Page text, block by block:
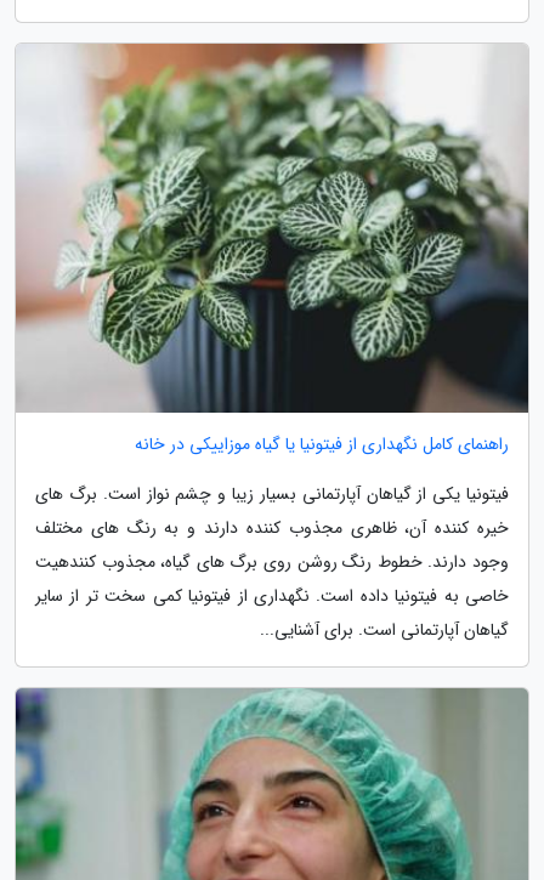
راهنمای کامل نگهداری از فیتونیا یا گیاه موزاییکی در خانه
فیتونیا یکی از گیاهان آپارتمانی بسیار زیبا و چشم نواز است. برگ های
خیره کننده آن، ظاهری مجذوب کننده دارند و به رنگ های مختلف
وجود دارند. خطوط رنگ روشن روی برگ های گیاه، مجذوب کنندهیت
خاصی به فیتونیا داده است. نگهداری از فیتونیا کمی سخت تر از سایر
گیاهان آپارتمانی است. برای آشنایی...